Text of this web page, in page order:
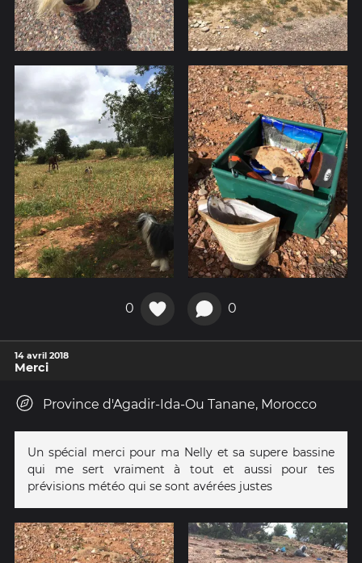
0 0
14 avril 2018
Merci
Province d'Agadir-Ida-Ou Tanane, Morocco
Un spécial merci pour ma Nelly et sa supere bassine
qui me sert vraiment à tout et aussi pour tes
prévisions météo qui se sont avérées justes